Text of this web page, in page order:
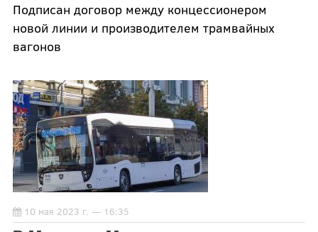
Подписан договор между концессионером
новой линии и производителем трамвайных
вагонов
10 мая 2023 г. — 16:35